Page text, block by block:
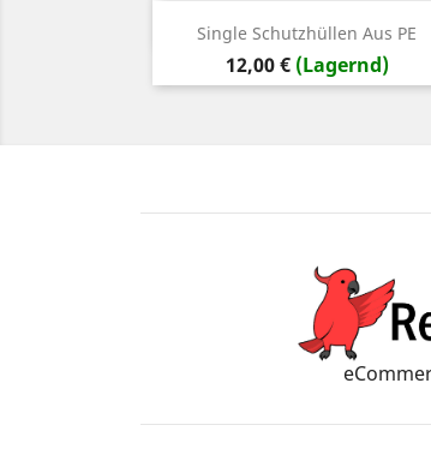
Single Schutzhüllen Aus PE
Preis
12,00 € (Lagernd)
Vorschau